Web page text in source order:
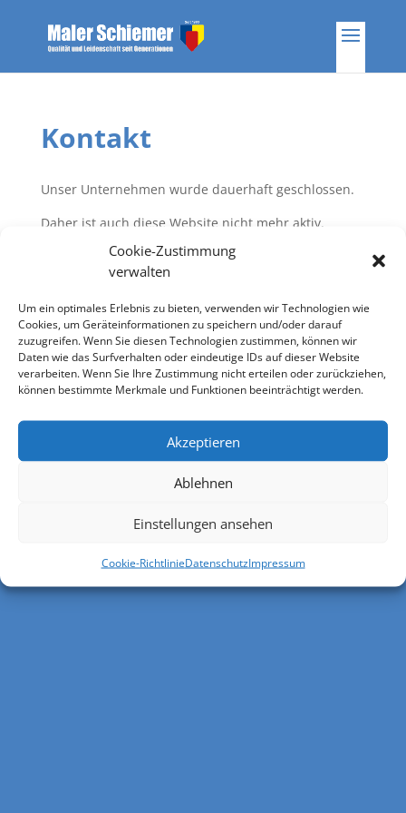
Cookie-Zustimmung
verwalten
Um ein optimales Erlebnis zu bieten, verwenden wir Technologien wie
Cookies, um Geräteinformationen zu speichern und/oder darauf
zuzugreifen. Wenn Sie diesen Technologien zustimmen, können wir
Daten wie das Surfverhalten oder eindeutige IDs auf dieser Website
verarbeiten. Wenn Sie Ihre Zustimmung nicht erteilen oder zurückziehen,
können bestimmte Merkmale und Funktionen beeinträchtigt werden.
Akzeptieren
Ablehnen
Einstellungen ansehen
Cookie-RichtlinieDatenschutzImpressum
Kontakt
Unser Unternehmen wurde dauerhaft geschlossen.
Daher ist auch diese Website nicht mehr aktiv.
Wir danken allen Kunden und Partnern für das
entgegengebrachte Vertrauen.